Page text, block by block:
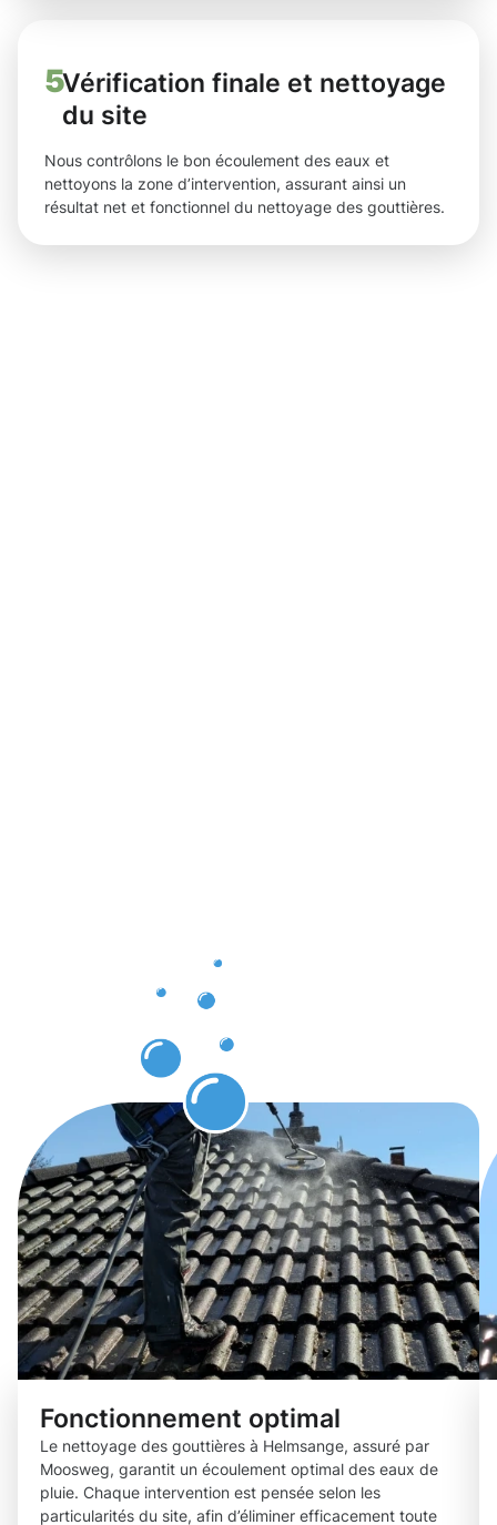
5Vérification finale et nettoyage
du site
Nous contrôlons le bon écoulement des eaux et
nettoyons la zone d’intervention, assurant ainsi un
résultat net et fonctionnel du nettoyage des gouttières.
Fonctionnement optimal
Le nettoyage des gouttières à Helmsange, assuré par
Moosweg, garantit un écoulement optimal des eaux de
pluie. Chaque intervention est pensée selon les
particularités du site, afin d’éliminer efficacement toute